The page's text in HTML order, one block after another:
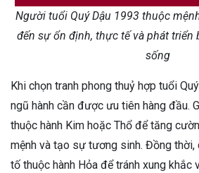
Người tuổi Quý Dậu 1993 thuộc
đến sự ổn định, thực tế và phát triển
sống
Khi chọn tranh phong thuỷ hợp tuổi
ngũ hành cần được ưu tiên hàng đầu.
thuộc hành Kim hoặc Thổ để tăng
mệnh và tạo sự tương sinh. Đồng thời,
tố thuộc hành Hỏa để tránh xung khắc